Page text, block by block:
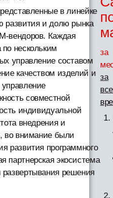
в линейке
развития и долю рынка
вендоров. Каждая
нескольким
управление составом
качеством изделий и
совместной
индивидуальной
внедрения и
во внимание были
развития программного
партнерская экосистема
решения
за
за
все